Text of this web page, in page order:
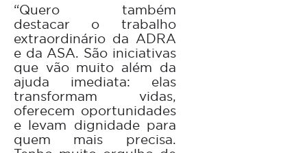
“Quero também
destacar o trabalho
extraordinário da ADRA
e da ASA. São iniciativas
que vão muito além da
ajuda imediata: elas
transformam vidas,
oferecem oportunidades
e levam dignidade para
quem mais precisa.